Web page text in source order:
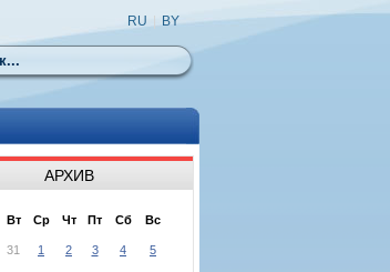
RU BY
АРХИВ
Вт Ср Чт Пт Сб Вс
31 1 2 3 4 5